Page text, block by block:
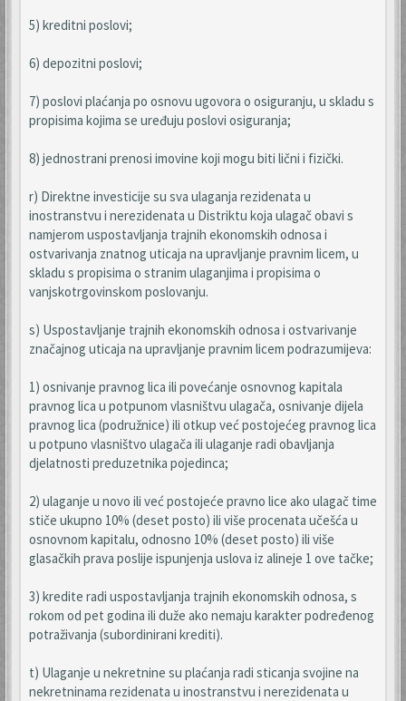
5) kreditni poslovi;
6) depozitni poslovi;
7) poslovi plaćanja po osnovu ugovora o osiguranju, u skladu s
propisima kojima se uređuju poslovi osiguranja;
8) jednostrani prenosi imovine koji mogu biti lični i fizički.
r) Direktne investicije su sva ulaganja rezidenata u
inostranstvu i nerezidenata u Distriktu koja ulagač obavi s
namjerom uspostavljanja trajnih ekonomskih odnosa i
ostvarivanja znatnog uticaja na upravljanje pravnim licem, u
skladu s propisima o stranim ulaganjima i propisima o
vanjskotrgovinskom poslovanju.
s) Uspostavljanje trajnih ekonomskih odnosa i ostvarivanje
značajnog uticaja na upravljanje pravnim licem podrazumijeva:
1) osnivanje pravnog lica ili povećanje osnovnog kapitala
pravnog lica u potpunom vlasništvu ulagača, osnivanje dijela
pravnog lica (podružnice) ili otkup već postojećeg pravnog lica
u potpuno vlasništvo ulagača ili ulaganje radi obavljanja
djelatnosti preduzetnika pojedinca;
2) ulaganje u novo ili već postojeće pravno lice ako ulagač time
stiče ukupno 10% (deset posto) ili više procenata učešća u
osnovnom kapitalu, odnosno 10% (deset posto) ili više
glasačkih prava poslije ispunjenja uslova iz alineje 1 ove tačke;
3) kredite radi uspostavljanja trajnih ekonomskih odnosa, s
rokom od pet godina ili duže ako nemaju karakter podređenog
potraživanja (subordinirani krediti).
t) Ulaganje u nekretnine su plaćanja radi sticanja svojine na
nekretninama rezidenata u inostranstvu i nerezidenata u